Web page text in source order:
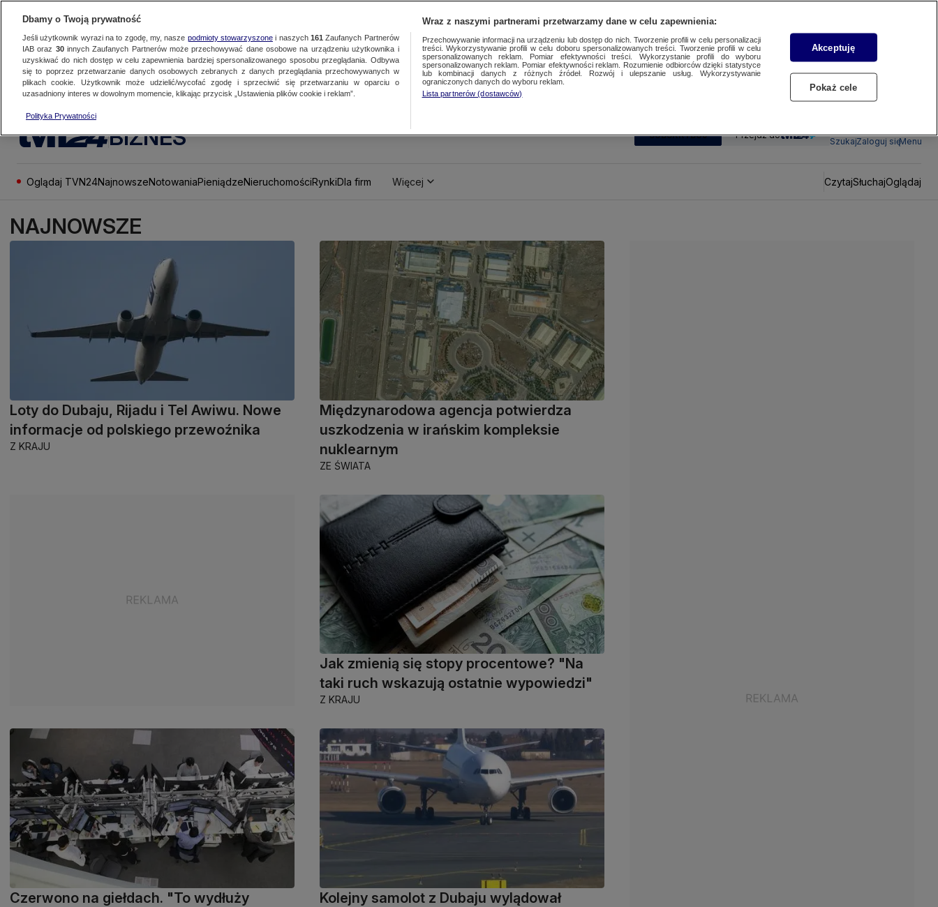
BIZNES SUBSKRYBUJ Przejdź do
SzukajZaloguj sięMenu
Oglądaj TVN24NajnowszeNotowaniaPieniądzeNieruchomościRynkiDla firm Więcej CzytajSłuchajOglądaj
NAJNOWSZE
Loty do Dubaju, Rijadu i Tel Awiwu. Nowe
informacje od polskiego przewoźnika
Z KRAJU
Międzynarodowa agencja potwierdza
uszkodzenia w irańskim kompleksie
nuklearnym
ZE ŚWIATA
Jak zmienią się stopy procentowe? "Na
taki ruch wskazują ostatnie wypowiedzi"
Z KRAJU
Czerwono na giełdach. "To wydłuży
Kolejny samolot z Dubaju wylądował
Dbamy o Twoją prywatność
Jeśli użytkownik wyrazi na to zgodę, my, nasze podmioty stowarzyszonei naszych 161 Zaufanych Partnerów
IAB oraz 30innych Zaufanych Partnerów może przechowywać dane osobowe na urządzeniu użytkownika i
uzyskiwać do nich dostęp w celu zapewnienia bardziej spersonalizowanego sposobu przeglądania. Odbywa
się to poprzez przetwarzanie danych osobowych zebranych z danych przeglądania przechowywanych w
plikach cookie. Użytkownik może udzielić/wycofać zgodę i sprzeciwić się przetwarzaniu w oparciu o
uzasadniony interes w dowolnym momencie, klikając przycisk „Ustawienia plików cookie i reklam”.
Polityka Prywatności
Wraz z naszymi partnerami przetwarzamy dane w celu zapewnienia:
Przechowywanie informacji na urządzeniu lub dostęp do nich. Tworzenie profili w celu personalizacji
treści. Wykorzystywanie profili w celu doboru spersonalizowanych treści. Tworzenie profili w celu
spersonalizowanych reklam. Pomiar efektywności treści. Wykorzystanie profili do wyboru
spersonalizowanych reklam. Pomiar efektywności reklam. Rozumienie odbiorców dzięki statystyce
lub kombinacji danych z różnych źródeł. Rozwój i ulepszanie usług. Wykorzystywanie
ograniczonych danych do wyboru reklam.
Lista partnerów (dostawców)
Akceptuję
Pokaż cele